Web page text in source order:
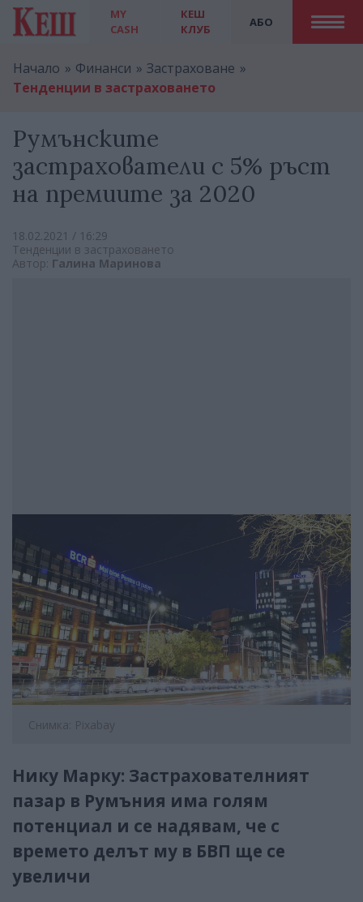
MY
CASH
АБО
КЕШ
КЛУБ
Начало Финанси
Застраховане
Тенденции в застраховането
Румънските
застрахователи с 5% ръст
на премиите за 2020
18.02.2021 / 16:29
Тенденции в застраховането
Автор: Галина Маринова
Снимка: Pixabay
Нику Марку: Застрахователният
пазар в Румъния има голям
потенциал и се надявам, че с
времето делът му в БВП ще се
увеличи